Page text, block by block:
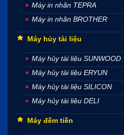
Máy in nhãn TEPRA
Máy in nhãn BROTHER
Máy hủy tài liệu
Máy hủy tài liệu SUNWOOD
Máy hủy tài liệu ERYUN
Máy hủy tài liệu SILICON
Máy hủy tài liệu DELI
Máy đếm tiền